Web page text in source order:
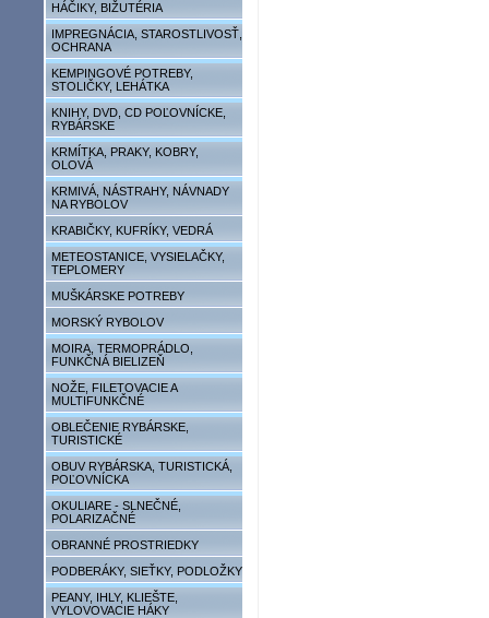
HÁČIKY, BIŽUTÉRIA
IMPREGNÁCIA, STAROSTLIVOSŤ,
OCHRANA
KEMPINGOVÉ POTREBY,
STOLIČKY, LEHÁTKA
KNIHY, DVD, CD POĽOVNÍCKE,
RYBÁRSKE
KRMÍTKA, PRAKY, KOBRY,
OLOVÁ
KRMIVÁ, NÁSTRAHY, NÁVNADY
NA RYBOLOV
KRABIČKY, KUFRÍKY, VEDRÁ
METEOSTANICE, VYSIELAČKY,
TEPLOMERY
MUŠKÁRSKE POTREBY
MORSKÝ RYBOLOV
MOIRA, TERMOPRÁDLO,
FUNKČNÁ BIELIZEŇ
NOŽE, FILETOVACIE A
MULTIFUNKČNÉ
OBLEČENIE RYBÁRSKE,
TURISTICKÉ
OBUV RYBÁRSKA, TURISTICKÁ,
POĽOVNÍCKA
OKULIARE - SLNEČNÉ,
POLARIZAČNÉ
OBRANNÉ PROSTRIEDKY
PODBERÁKY, SIEŤKY, PODLOŽKY
PEANY, IHLY, KLIEŠTE,
VYLOVOVACIE HÁKY